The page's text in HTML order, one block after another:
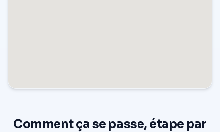
Comment ça se passe, étape par